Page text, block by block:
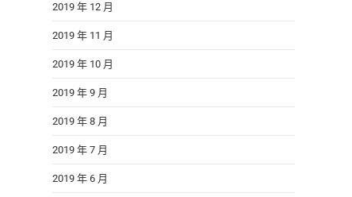
2019 年 12 月
2019 年 11 月
2019 年 10 月
2019 年 9 月
2019 年 8 月
2019 年 7 月
2019 年 6 月